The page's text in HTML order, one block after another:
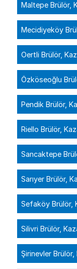
Maltepe Brülör,
Mecidiyeköy
Oertli Brülör,
Özköseoğlu
Pendik Brülör,
Riello Brülör,
Sancaktepe
Sarıyer Brülör,
Sefaköy Brülör,
Silivri Brülör,
Şirinevler Brülör,